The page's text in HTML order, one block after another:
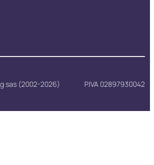
sas (2002-2026) P.IVA 02897930042